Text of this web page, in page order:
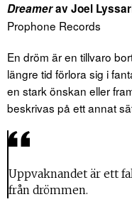
Dreamerav Joel
Prophone Records
En dröm är en tillvaro
längre tid förlora sig i
en stark önskan eller
beskrivas på ett annat
Uppvaknandet är ett
från drömmen.